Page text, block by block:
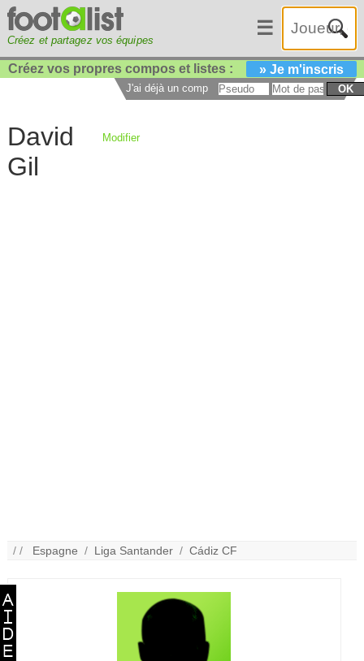
Créez et partagez vos équipes
☰
Créez vos propres compos et listes : » Je m'inscris
J'ai déjà un compte : OK
David
Gil
Modifier
/ / Espagne / Liga Santander /Cádiz CF